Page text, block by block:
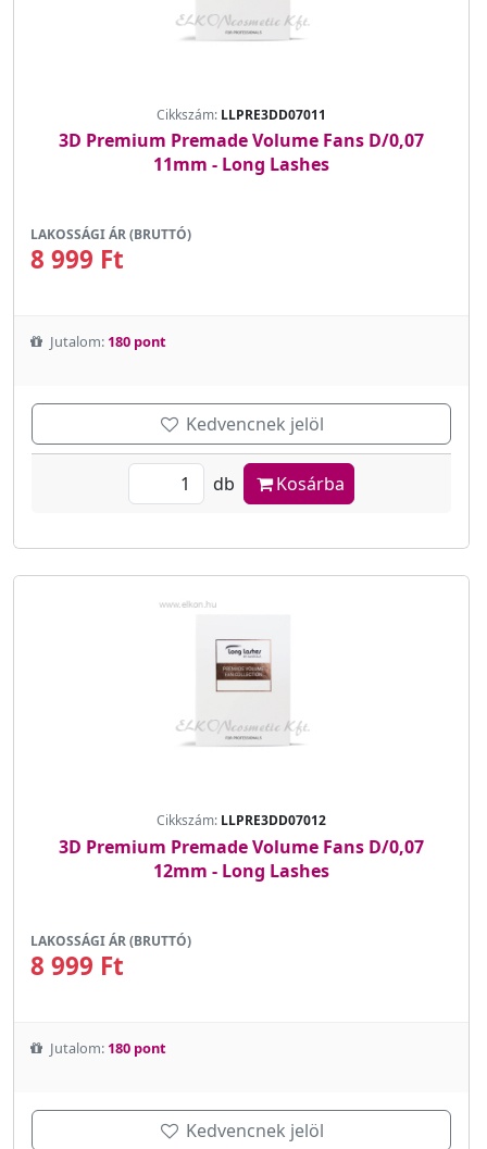
Cikkszám: LLPRE3DD07011
3D Premium Premade Volume Fans D/0,07
11mm - Long Lashes
LAKOSSÁGI ÁR (BRUTTÓ)
8 999 Ft
Jutalom: 180 pont
Kedvencnek jelöl
db Kosárba
Cikkszám: LLPRE3DD07012
3D Premium Premade Volume Fans D/0,07
12mm - Long Lashes
LAKOSSÁGI ÁR (BRUTTÓ)
8 999 Ft
Jutalom: 180 pont
Kedvencnek jelöl